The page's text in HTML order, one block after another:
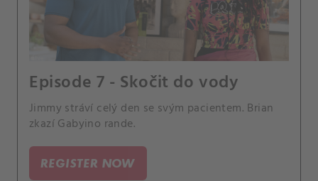
Episode 7 - Skočit do vody
Jimmy stráví celý den se svým pacientem. Brian
zkazí Gabyino rande.
REGISTER NOW